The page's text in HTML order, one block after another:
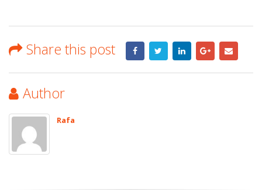
Share this post
Author
Rafa